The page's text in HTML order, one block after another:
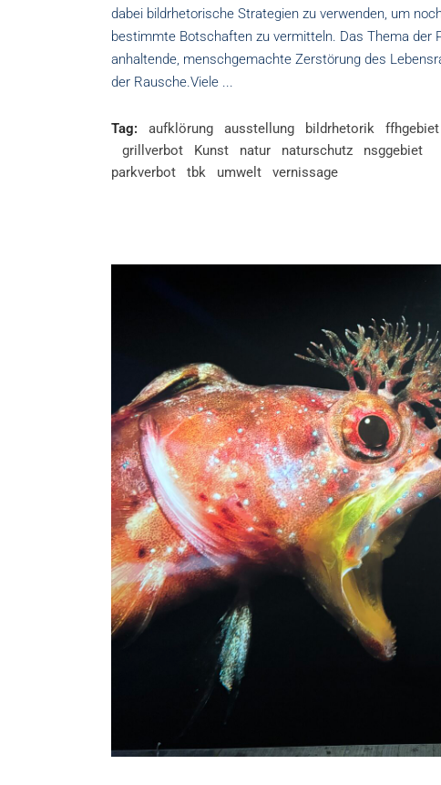
dabei bildrhetorische Strategien zu verwenden, um
bestimmte Botschaften zu vermitteln. Das Thema der
anhaltende, menschgemachte Zerstörung des
der Rausche.Viele
Tag: aufklörung ausstellung bildrhetorik
ffhgebiet
grillverbot
Kunst natur naturschutz
nsggebiet
parkverbot
tbk umwelt vernissage